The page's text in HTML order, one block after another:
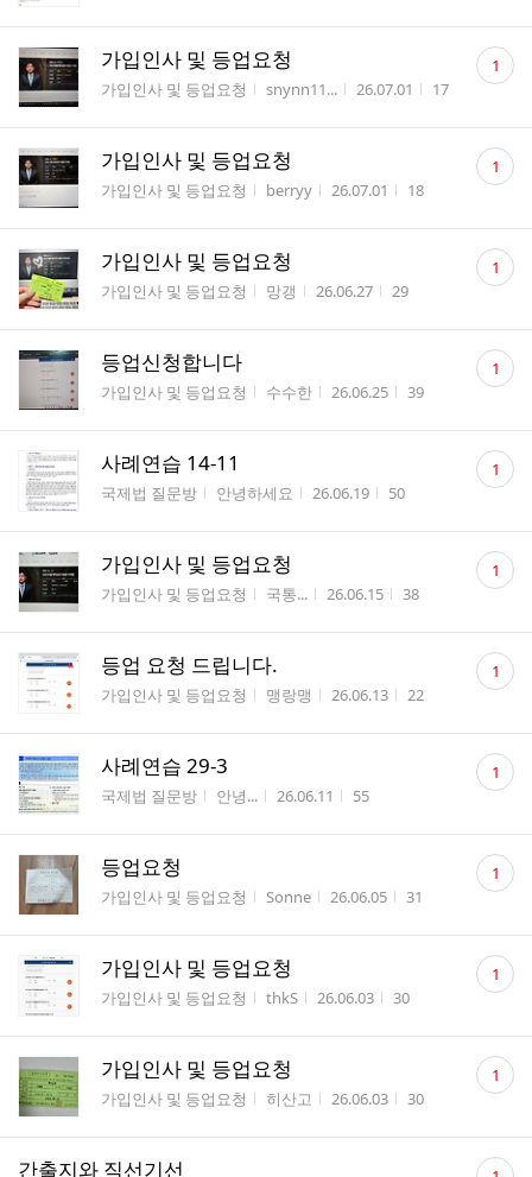
가입인사 및 등업요청
게시판명
가입인사 및 등업요청 작성자
snynn11... 작성시간
26.07.01 조회수
17
댓
글 1
가입인사 및 등업요청
게시판명
가입인사 및 등업요청 작성자
berryy 작성시간
26.07.01 조회수
18
댓
글 1
가입인사 및 등업요청
게시판명
가입인사 및 등업요청 작성자
망갱 작성시간
26.06.27 조회수
29
댓
글 1
등업신청합니다
게시판명
가입인사 및 등업요청 작성자
수수한 작성시간
26.06.25 조회수
39
댓
글 1
사례연습 14-11
게시판명
국제법 질문방 작성자
안녕하세요 작성시간
26.06.19 조회수
50
댓
글 1
가입인사 및 등업요청
게시판명
가입인사 및 등업요청 작성자
국통... 작성시간
26.06.15 조회수
38
댓
글 1
등업 요청 드립니다.
게시판명
가입인사 및 등업요청 작성자
맹랑맹 작성시간
26.06.13 조회수
22
댓
글 1
사례연습 29-3
게시판명
국제법 질문방 작성자
안녕... 작성시간
26.06.11 조회수
55
댓
글 1
등업요청
게시판명
가입인사 및 등업요청 작성자
Sonne 작성시간
26.06.05 조회수
31
댓
글 1
가입인사 및 등업요청
게시판명
가입인사 및 등업요청 작성자
thkS 작성시간
26.06.03 조회수
30
댓
글 1
가입인사 및 등업요청
게시판명
가입인사 및 등업요청 작성자
히산고 작성시간
26.06.03 조회수
30
댓
글 1
간출지와 직선기선
댓